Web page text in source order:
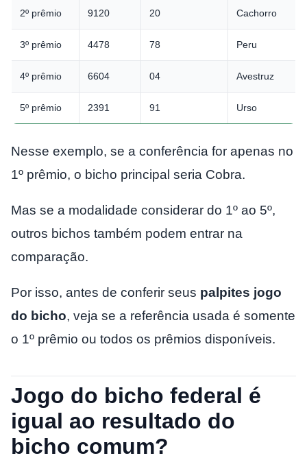
2º prêmio 9120 20 Cachorro
3º prêmio 4478 78 Peru
4º prêmio 6604 04 Avestruz
5º prêmio 2391 91 Urso
Nesse exemplo, se a conferência for apenas no
1º prêmio, o bicho principal seria Cobra.
Mas se a modalidade considerar do 1º ao 5º,
outros bichos também podem entrar na
comparação.
Por isso, antes de conferir seus palpites jogo
do bicho, veja se a referência usada é somente
o 1º prêmio ou todos os prêmios disponíveis.
Jogo do bicho federal é
igual ao resultado do
bicho comum?